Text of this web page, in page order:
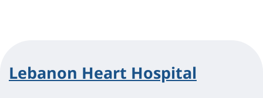
Lebanon Heart Hospital